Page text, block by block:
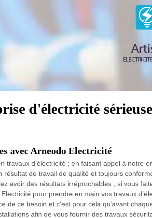
d'électricité sérieuse
avec Arneodo Electricité
travaux d’électricité ; en faisant appel à notre
résultat de travail de qualité et toujours
avoir des résultats irréprochables ; si vous
pour prendre en main vos travaux
de ce besoin et c’est pour cela qu’avant
afin de vous fournir des travaux